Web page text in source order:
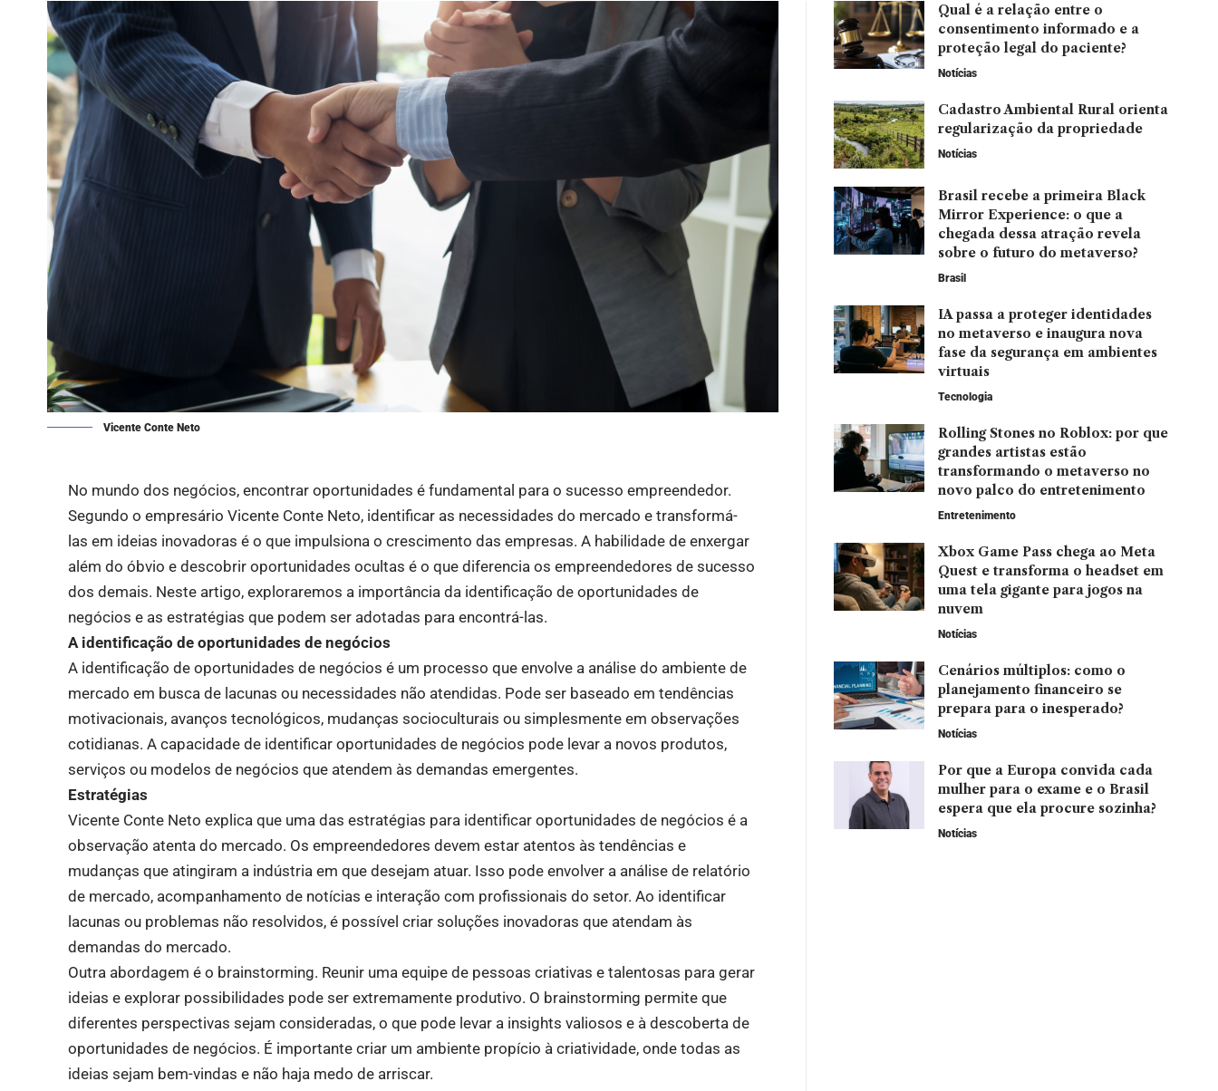
Vicente Conte Neto
No mundo dos negócios, encontrar oportunidades é fundamental para o sucesso empreendedor.
Segundo o empresário Vicente Conte Neto, identificar as necessidades do mercado e transformá-
las em ideias inovadoras é o que impulsiona o crescimento das empresas. A habilidade de enxergar
além do óbvio e descobrir oportunidades ocultas é o que diferencia os empreendedores de sucesso
dos demais. Neste artigo, exploraremos a importância da identificação de oportunidades de
negócios e as estratégias que podem ser adotadas para encontrá-las.
A identificação de oportunidades de negócios
A identificação de oportunidades de negócios é um processo que envolve a análise do ambiente de
mercado em busca de lacunas ou necessidades não atendidas. Pode ser baseado em tendências
motivacionais, avanços tecnológicos, mudanças socioculturais ou simplesmente em observações
cotidianas. A capacidade de identificar oportunidades de negócios pode levar a novos produtos,
serviços ou modelos de negócios que atendem às demandas emergentes.
Estratégias
Vicente Conte Neto explica que uma das estratégias para identificar oportunidades de negócios é a
observação atenta do mercado. Os empreendedores devem estar atentos às tendências e
mudanças que atingiram a indústria em que desejam atuar. Isso pode envolver a análise de relatório
de mercado, acompanhamento de notícias e interação com profissionais do setor. Ao identificar
lacunas ou problemas não resolvidos, é possível criar soluções inovadoras que atendam às
demandas do mercado.
Outra abordagem é o brainstorming. Reunir uma equipe de pessoas criativas e talentosas para gerar
ideias e explorar possibilidades pode ser extremamente produtivo. O brainstorming permite que
diferentes perspectivas sejam consideradas, o que pode levar a insights valiosos e à descoberta de
oportunidades de negócios. É importante criar um ambiente propício à criatividade, onde todas as
ideias sejam bem-vindas e não haja medo de arriscar.
Qual é a relação entre o
consentimento informado e a
proteção legal do paciente?
Notícias
Cadastro Ambiental Rural orienta
regularização da propriedade
Notícias
Brasil recebe a primeira Black
Mirror Experience: o que a
chegada dessa atração revela
sobre o futuro do metaverso?
Brasil
IA passa a proteger identidades
no metaverso e inaugura nova
fase da segurança em ambientes
virtuais
Tecnologia
Rolling Stones no Roblox: por que
grandes artistas estão
transformando o metaverso no
novo palco do entretenimento
Entretenimento
Xbox Game Pass chega ao Meta
Quest e transforma o headset em
uma tela gigante para jogos na
nuvem
Notícias
Cenários múltiplos: como o
planejamento financeiro se
prepara para o inesperado?
Notícias
Por que a Europa convida cada
mulher para o exame e o Brasil
espera que ela procure sozinha?
Notícias